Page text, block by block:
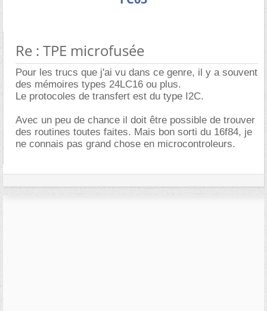
Re : TPE microfusée
Pour les trucs que j'ai vu dans ce genre, il y a souvent
des mémoires types 24LC16 ou plus.
Le protocoles de transfert est du type I2C.
Avec un peu de chance il doit être possible de trouver
des routines toutes faites. Mais bon sorti du 16f84, je
ne connais pas grand chose en microcontroleurs.